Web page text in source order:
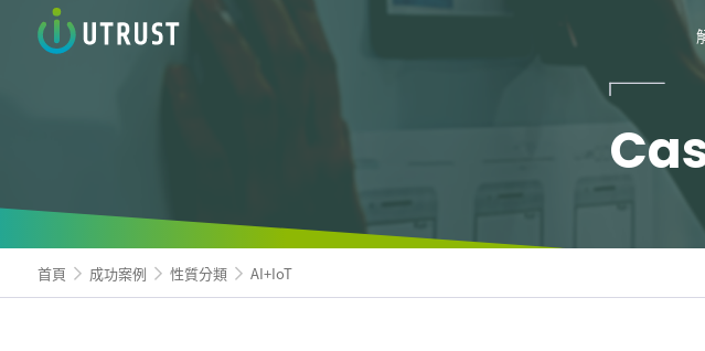
信諾科技
首頁 成功案例 性質分類 AI+IoT